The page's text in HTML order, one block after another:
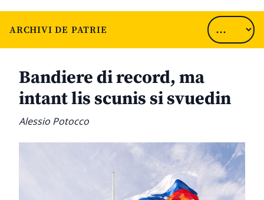
ARCHIVI DE PATRIE
Bandiere di record, ma
intant lis scunis si svuedin
Alessio Potocco